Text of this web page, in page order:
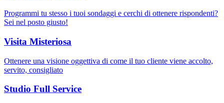
Programmi tu stesso i tuoi sondaggi e cerchi di ottenere rispondenti?
Sei nel posto giusto!
Visita Misteriosa
Ottenere una visione oggettiva di come il tuo cliente viene accolto,
servito, consigliato
Studio Full Service